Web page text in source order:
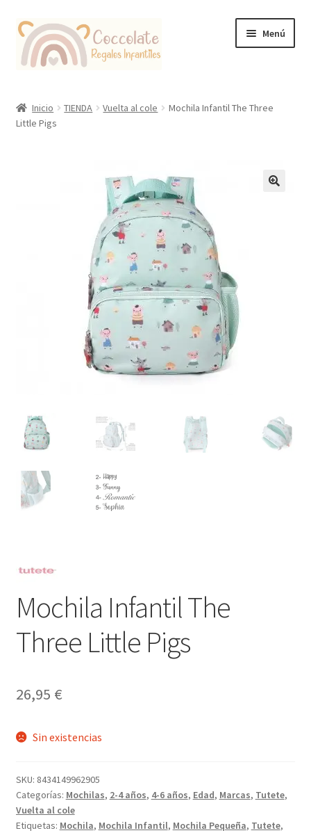
Ir
la
Ir
contenido
Menú
Coccolate Puericultura y Juguetería Educativa
Inicio TIENDA Vuelta al cole
Mochila Infantil The Three
Little Pigs
Mochila Infantil The
Three Little Pigs
26,95 €
Sin existencias
SKU: 8434149962905
Categorías: Mochilas, 2-4 años, 4-6 años, Edad, Marcas, Tutete,
Vuelta al cole
Etiquetas: Mochila, Mochila Infantil, Mochila Pequeña, Tutete,